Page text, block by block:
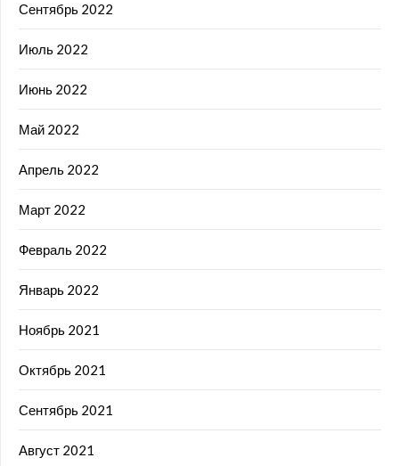
Сентябрь 2022
Июль 2022
Июнь 2022
Май 2022
Апрель 2022
Март 2022
Февраль 2022
Январь 2022
Ноябрь 2021
Октябрь 2021
Сентябрь 2021
Август 2021